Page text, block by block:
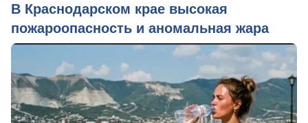
В Краснодарском крае высокая
пожароопасность и аномальная жара